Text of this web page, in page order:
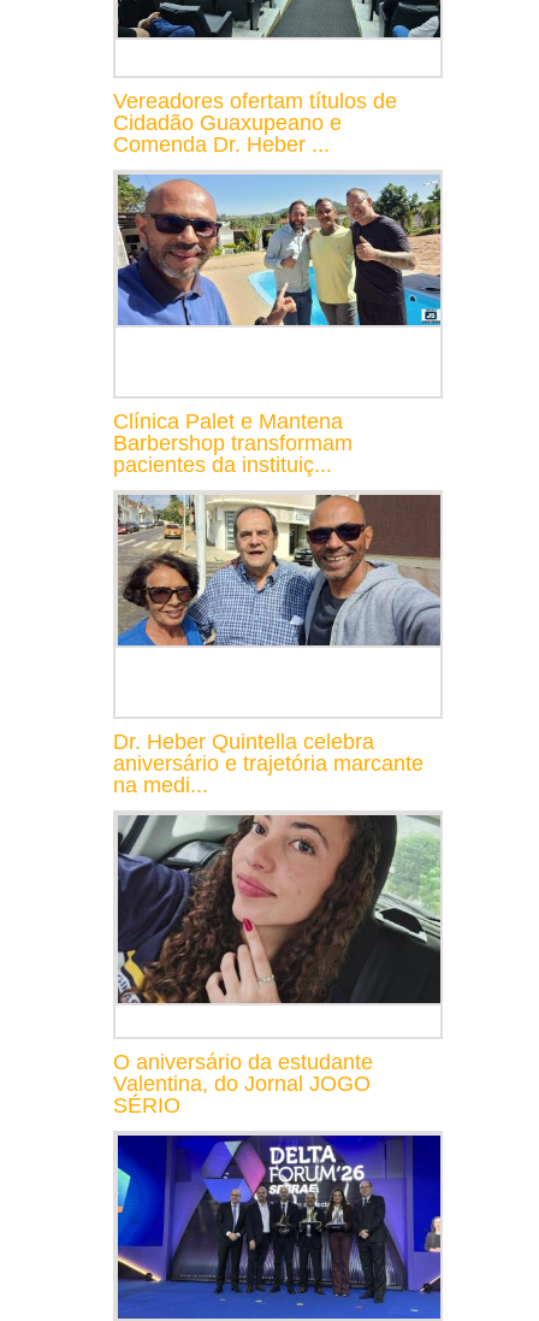
Vereadores ofertam títulos de
Cidadão Guaxupeano e
Comenda Dr. Heber ...
Clínica Palet e Mantena
Barbershop transformam
pacientes da instituiç...
Dr. Heber Quintella celebra
aniversário e trajetória marcante
na medi...
O aniversário da estudante
Valentina, do Jornal JOGO
SÉRIO